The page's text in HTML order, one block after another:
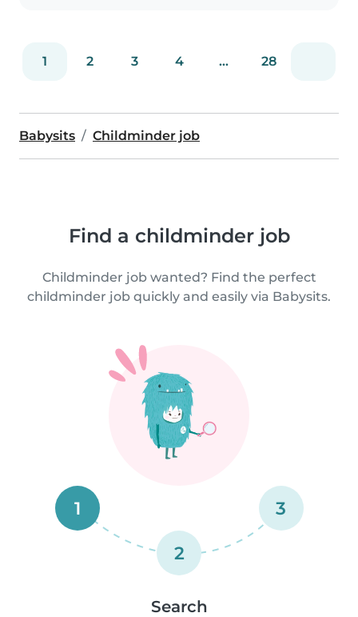
1 2 3 4 ... 28
Babysits Childminder job
Find a childminder job
Childminder job wanted? Find the perfect
childminder job quickly and easily via Babysits.
1
2
3
Search